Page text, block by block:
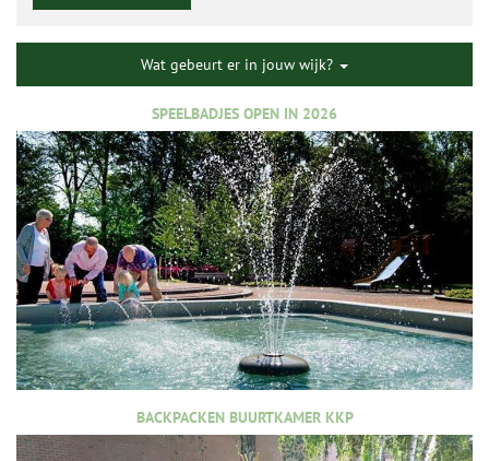
Wat gebeurt er in jouw wijk?
SPEELBADJES OPEN IN 2026
BACKPACKEN BUURTKAMER KKP